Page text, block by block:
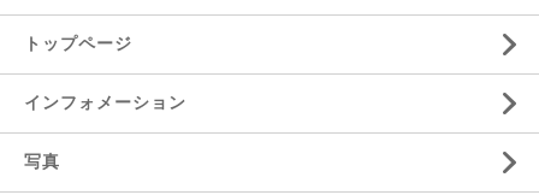
トップページ
インフォメーション
写真